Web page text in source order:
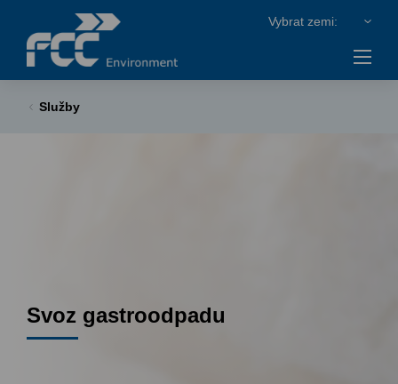
Služby
Svoz gastroodpadu